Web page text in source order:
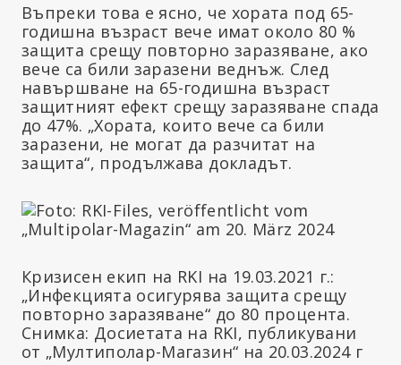
Въпреки това е ясно, че хората под 65-
годишна възраст вече имат около 80 %
защита срещу повторно заразяване, ако
вече са били заразени веднъж. След
навършване на 65-годишна възраст
защитният ефект срещу заразяване спада
до 47%. „Хората, които вече са били
заразени, не могат да разчитат на
защита“, продължава докладът.
Кризисен екип на RKI на 19.03.2021 г.:
„Инфекцията осигурява защита срещу
повторно заразяване“ до 80 процента.
Снимка: Досиетата на RKI, публикувани
от „Мултиполар-Магазин“ на 20.03.2024 г